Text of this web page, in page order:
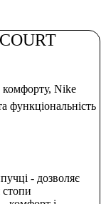
комфорту, Nike
функціональність
- дозволяє
стопи